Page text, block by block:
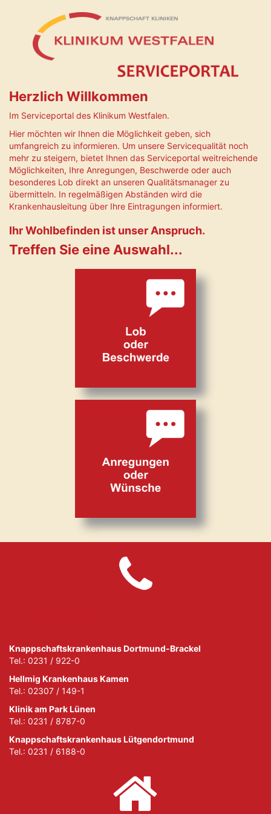
Herzlich Willkommen
Im Serviceportal des Klinikum Westfalen.
Hier möchten wir Ihnen die Möglichkeit geben, sich
umfangreich zu informieren. Um unsere Servicequalität noch
mehr zu steigern, bietet Ihnen das Serviceportal weitreichende
Möglichkeiten, Ihre Anregungen, Beschwerde oder auch
besonderes Lob direkt an unseren Qualitätsmanager zu
übermitteln. In regelmäßigen Abständen wird die
Krankenhausleitung über Ihre Eintragungen informiert.
Ihr Wohlbefinden ist unser Anspruch.
Treffen Sie eine Auswahl...
Knappschaftskrankenhaus Dortmund-Brackel
Tel.: 0231 / 922-0
Hellmig Krankenhaus Kamen
Tel.: 02307 / 149-1
Klinik am Park Lünen
Tel.: 0231 / 8787-0
Knappschaftskrankenhaus Lütgendortmund
Tel.: 0231 / 6188-0